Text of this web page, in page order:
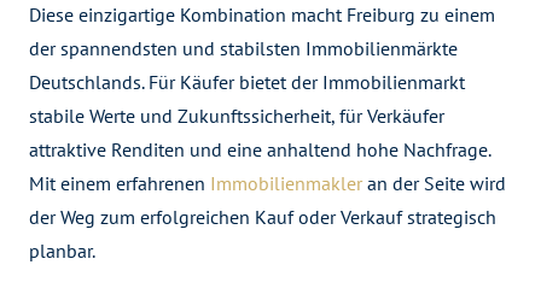
Diese einzigartige Kombination macht Freiburg zu einem
der spannendsten und stabilsten Immobilienmärkte
Deutschlands. Für Käufer bietet der Immobilienmarkt
stabile Werte und Zukunftssicherheit, für Verkäufer
attraktive Renditen und eine anhaltend hohe Nachfrage.
Mit einem erfahrenen Immobilienmakler an der Seite wird
der Weg zum erfolgreichen Kauf oder Verkauf strategisch
planbar.